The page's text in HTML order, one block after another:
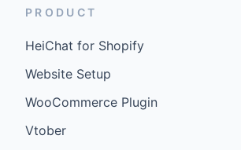
PRODUCT
HeiChat for Shopify
Website Setup
WooCommerce Plugin
Vtober